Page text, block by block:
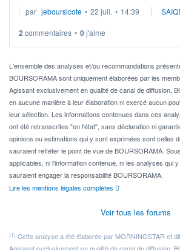
via un ETF plutôt que des actions
Idéalement, je voudrais qu'il soit éligible au
Pour l' ...
par jeboursicote • 22 juil. • 14:39
2 commentaires • 0j'aime
L'ensemble des analyses et/ou recommandations
BOURSORAMA sont uniquement élaborées par les
Agissant exclusivement en qualité de canal de diffusion,
en aucune manière à leur élaboration ni exercé aucun
leur sélection. Les informations contenues dans ces
ont été retranscrites "en l'état", sans déclaration ni
opinions ou estimations qui y sont exprimées sont celles
sauraient refléter le point de vue de BOURSORAMA.
applicables, ni l'information contenue, ni les analyses qui
sauraient engager la responsabilité BOURSORAMA.
Lire les mentions légales complètes
Voir tous les forums
(1) Cette analyse a été élaborée par MORNINGSTAR et